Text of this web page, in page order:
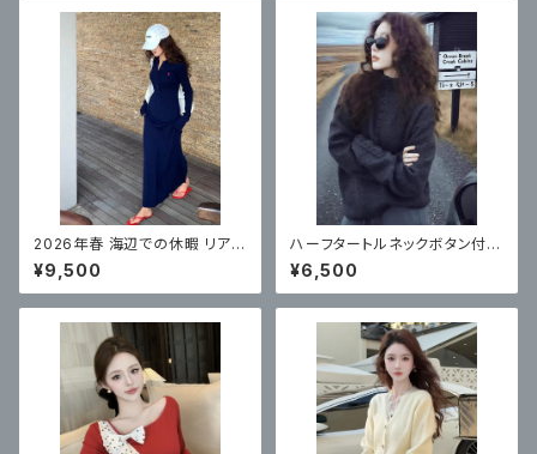
2026年春 海辺での休暇 リアス
リット ポロカラー ネイビーブル
ー サマーニットドレス
¥9,500
ハーフタートルネックボタン付き
セーター女性のための 2026 春
大きいサイズルーズプルオーバ
ーセーターハイエンド通勤長袖
¥6,500